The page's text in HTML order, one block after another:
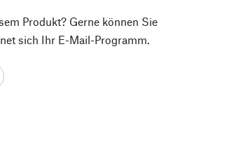
Produkt? Gerne können Sie
sich Ihr E-Mail-Programm.